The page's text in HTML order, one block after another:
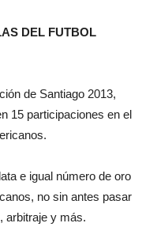
DEL FUTBOL
de Santiago 2013,
15 participaciones en el
e igual número de oro
no sin antes pasar
arbitraje y más.